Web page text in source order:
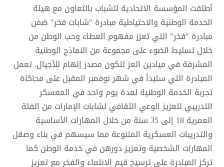
أطلقت المؤسسة الاتحادية للشباب بالتعاون مع هيئة
الخدمة الوطنية والاحتياطية مبادرة "شابات فخر" ضمن
مبادرة "فخر" التي تعزز مفهوم العطاء وحب الوطن من
خلال تسليط الضوء على مجموعة من النماذج الوطنية
المشرفة في ميادين العز لتكون مصدر إلهام للأجيال. تعمل
المبادرة التي ستبدأ في شهر نوفمبر المقبل على محاكاة
تجربة الخدمة الوطنية لمدة يوم واحد في المعسكر
التدريبي لتعزيز الوعي الثقافي لشابات الإمارات من الفئة
العمرية 18 إلى 35 سنة من خلال المهارات الأساسية
والتدريبات العسكرية المتنوعة مما سيسهم في بناء وصقل
المهارات الشخصية وتعزيز دورهن في خدمة الوطن كما
تركز المبادرة على ترسيخ قيم الانتماء والفخر مع تعزيز